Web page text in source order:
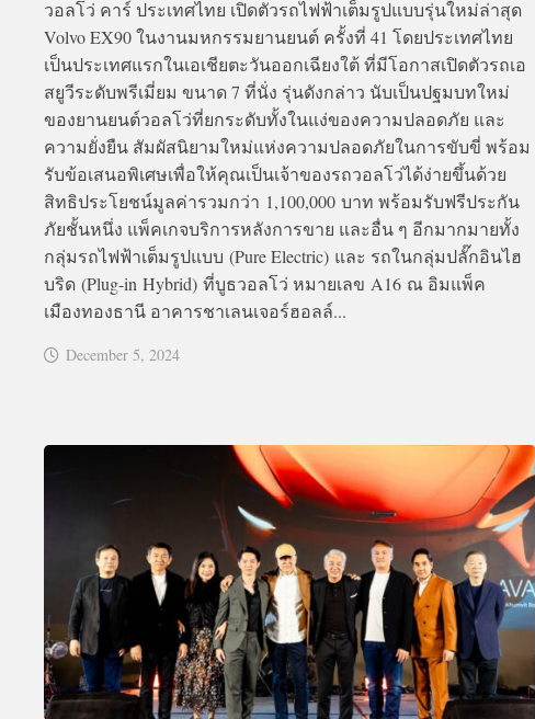
วอลโว่ คาร์ ประเทศไทย เปิดตัวรถไฟฟ้าเต็มรูปแบบรุ่นใหม่ล่าสุด
Volvo EX90 ในงานมหกรรมยานยนต์ ครั้งที่ 41 โดยประเทศไทย
เป็นประเทศแรกในเอเชียตะวันออกเฉียงใต้ ที่มีโอกาสเปิดตัวรถเอ
สยูวีระดับพรีเมี่ยม ขนาด 7 ที่นั่ง รุ่นดังกล่าว นับเป็นปฐมบทใหม่
ของยานยนต์วอลโว่ที่ยกระดับทั้งในแง่ของความปลอดภัย และ
ความยั่งยืน สัมผัสนิยามใหม่แห่งความปลอดภัยในการขับขี่ พร้อม
รับข้อเสนอพิเศษเพื่อให้คุณเป็นเจ้าของรถวอลโว่ได้ง่ายขึ้นด้วย
สิทธิประโยชน์มูลค่ารวมกว่า 1,100,000 บาท พร้อมรับฟรีประกัน
ภัยชั้นหนึ่ง แพ็คเกจบริการหลังการขาย และอื่น ๆ อีกมากมายทั้ง
กลุ่มรถไฟฟ้าเต็มรูปแบบ (Pure Electric) และ รถในกลุ่มปลั๊กอินไฮ
บริด (Plug-in Hybrid) ที่บูธวอลโว่ หมายเลข A16 ณ อิมแพ็ค
เมืองทองธานี อาคารชาเลนเจอร์ฮอลล์...
December 5, 2024